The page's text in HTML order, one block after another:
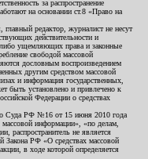
за распространение
на основании ст.8 «Право на
редактор, журналист не несут
действительности и
либо ущемляющих права и законные
свободой массовой
дословным воспроизведением
другим средством массовой
и информация государственных,
быть установлено и привлечено к
Федерации о средствах
Суда РФ №16 от 15 июня 2010 года
информации», «по делам,
распространитель не является
Закона РФ «О средствах массовой
в ходе которой определяется